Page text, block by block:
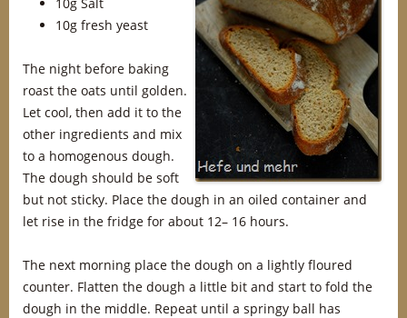
10g fresh yeast
The night before baking
roast the oats until golden.
Let cool, then add it to the
other ingredients and mix
to a homogenous dough.
The dough should be soft
but not sticky. Place the dough in an oiled container and
let rise in the fridge for about 12– 16 hours.
The next morning place the dough on a lightly floured
counter. Flatten the dough a little bit and start to fold the
dough in the middle. Repeat until a springy ball has